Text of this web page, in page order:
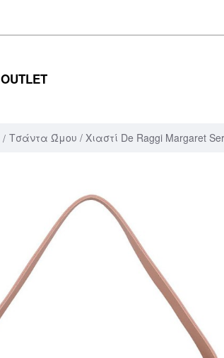
OUTLET
Τσάντα Ώμου / Χιαστί De Raggi Margaret